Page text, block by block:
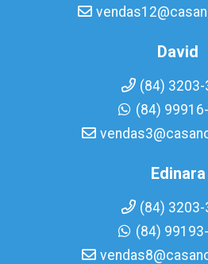
David
(84) 3203-
(84)
Edinara
(84) 3203-
(84)